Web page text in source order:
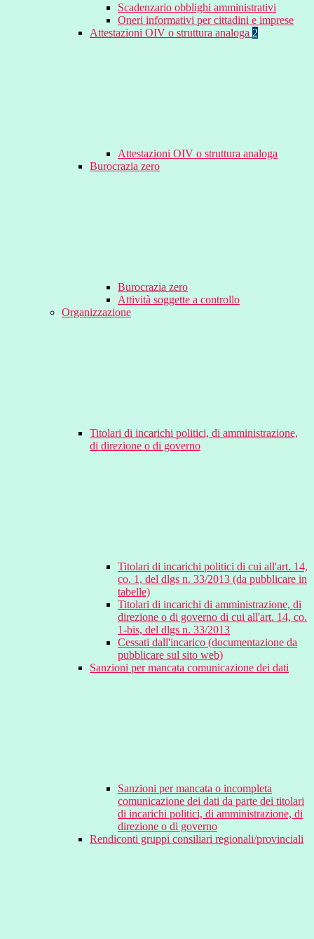
Scadenzario obblighi amministrativi
Oneri informativi per cittadini e imprese
Attestazioni OIV o struttura analoga 2
Attestazioni OIV o struttura analoga
Burocrazia zero
Burocrazia zero
Attività soggette a controllo
Organizzazione
Titolari di incarichi politici, di amministrazione,
di direzione o di governo
Titolari di incarichi politici di cui all'art. 14,
co. 1, del dlgs n. 33/2013 (da pubblicare in
tabelle)
Titolari di incarichi di amministrazione, di
direzione o di governo di cui all'art. 14, co.
1-bis, del dlgs n. 33/2013
Cessati dall'incarico (documentazione da
pubblicare sul sito web)
Sanzioni per mancata comunicazione dei dati
Sanzioni per mancata o incompleta
comunicazione dei dati da parte dei titolari
di incarichi politici, di amministrazione, di
direzione o di governo
Rendiconti gruppi consiliari regionali/provinciali